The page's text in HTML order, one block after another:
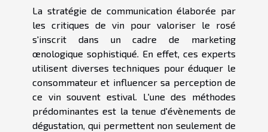
La stratégie de communication élaborée par
les critiques de vin pour valoriser le rosé
s'inscrit dans un cadre de marketing
œnologique sophistiqué. En effet, ces experts
utilisent diverses techniques pour éduquer le
consommateur et influencer sa perception de
ce vin souvent estival. L'une des méthodes
prédominantes est la tenue d'évènements de
dégustation, qui permettent non seulement de